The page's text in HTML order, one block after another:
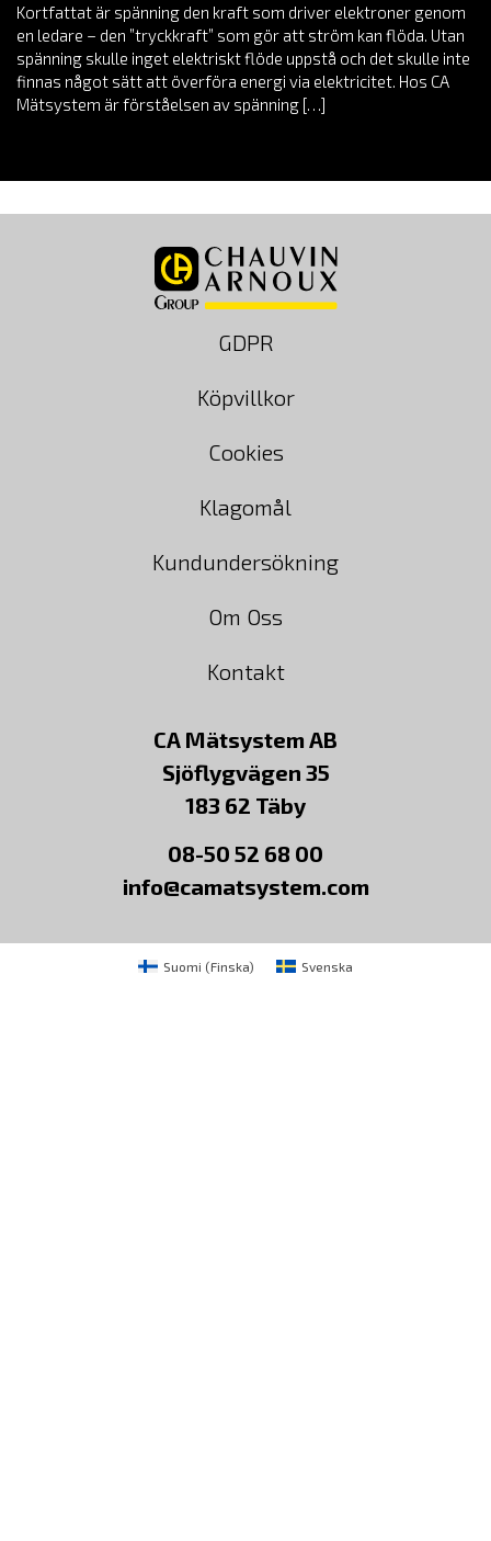
Kortfattat är spänning den kraft som driver elektroner genom
en ledare – den ”tryckkraft” som gör att ström kan flöda. Utan
spänning skulle inget elektriskt flöde uppstå och det skulle inte
finnas något sätt att överföra energi via elektricitet. Hos CA
Mätsystem är förståelsen av spänning […]
GDPR
Köpvillkor
Cookies
Klagomål
Kundundersökning
Om Oss
Kontakt
CA Mätsystem AB
Sjöflygvägen 35
183 62 Täby
08-50 52 68 00
info@camatsystem.com
Suomi (Finska) Svenska